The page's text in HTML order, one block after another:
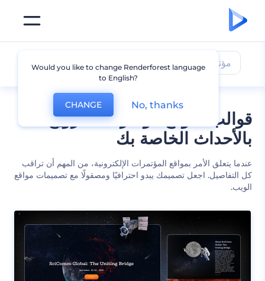
قوالب لموقع مؤتمرات للترويج
بالأحداث الخاصة بك
عندما يتعلق الأمر بمواقع المؤتمرات الإلكترونية، من المهم أن تراقب
كل التفاصيل. اجعل تصميمك يبدو احترافيًا ومصقولًا مع تصميمات مواقع
الويب.
مؤتمر
Would you like to change Renderforest language
to English?
CHANGE No, thanks